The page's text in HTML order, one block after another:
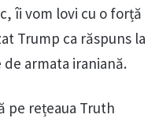
îi vom lovi cu o forță
Trump ca răspuns la
armata iraniană.
pe rețeaua Truth